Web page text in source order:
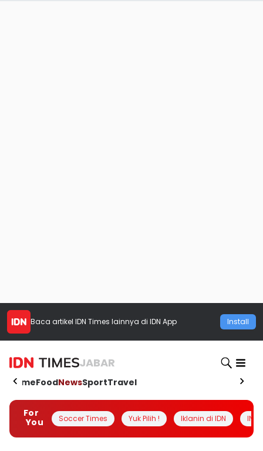
Baca artikel IDN Times lainnya di IDN App Install
JABAR
HomeFoodNewsSportTravel
For
You
Soccer Times Yuk Pilih ! Iklanin di IDN